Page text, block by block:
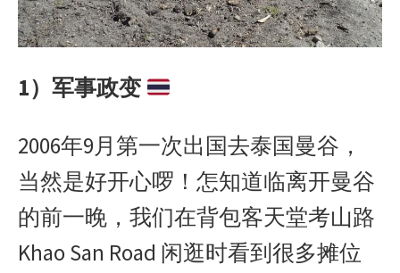
1）军事政变
2006年9月第一次出国去泰国曼谷，
当然是好开心啰！怎知道临离开曼谷
的前一晚，我们在背包客天堂考山路
Khao San Road 闲逛时看到很多摊位